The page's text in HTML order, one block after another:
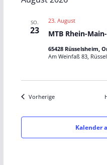
SO.
23 MTB Rhein-
23. August
65428 Rüsselsheim,
Am Weinfaß 83,
VorherigeVeranstaltungen
Kalender